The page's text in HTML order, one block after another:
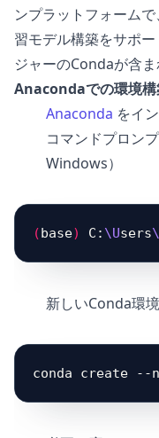
ンプラットフォーム
習モデル構築をサポ
ジャーのCondaが含ま
Anacondaでの環境構
Anaconda をイ
コマンドプロン
Windows）
(base) C: \Users
新しいConda環